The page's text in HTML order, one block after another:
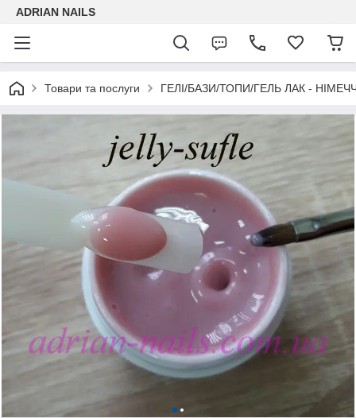
ADRIAN NAILS
Товари та послуги ГЕЛІ/БАЗИ/ТОПИ/ГЕЛЬ ЛАК -